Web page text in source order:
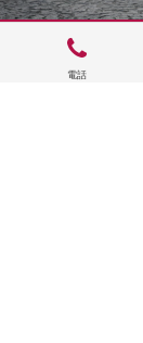
電話